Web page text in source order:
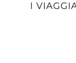
I